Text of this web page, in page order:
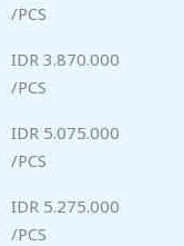
/PCS
IDR 3.870.000
/PCS
IDR 5.075.000
/PCS
IDR 5.275.000
/PCS